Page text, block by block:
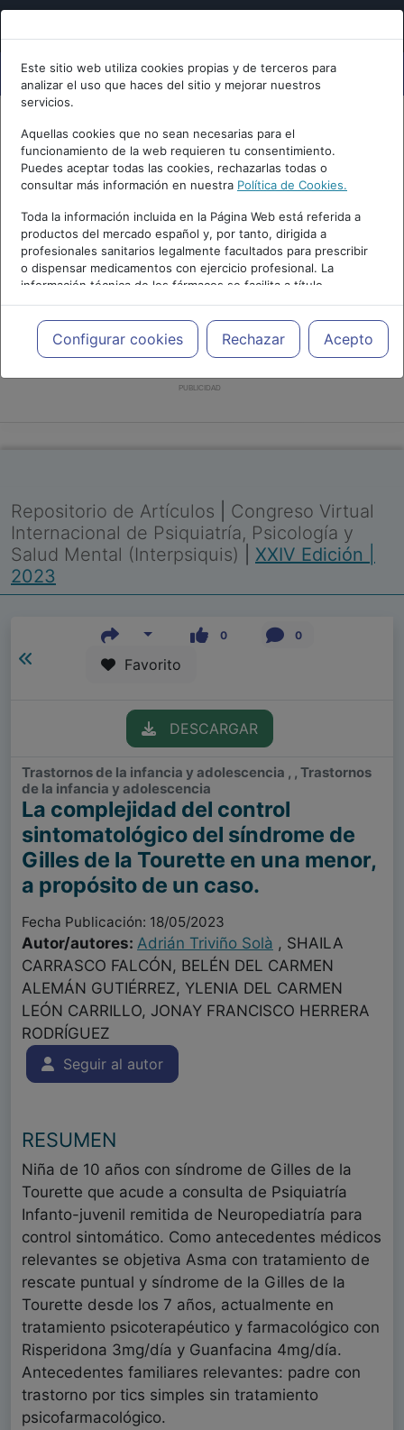
Este sitio web utiliza cookies propias y de terceros para
analizar el uso que haces del sitio y mejorar nuestros
servicios.
Aquellas cookies que no sean necesarias para el
funcionamiento de la web requieren tu consentimiento.
Puedes aceptar todas las cookies, rechazarlas todas o
consultar más información en nuestra Política de Cookies.
Toda la información incluida en la Página Web está referida a
productos del mercado español y, por tanto, dirigida a
profesionales sanitarios legalmente facultados para prescribir
o dispensar medicamentos con ejercicio profesional. La
información técnica de los fármacos se facilita a título
meramente informativo, siendo responsabilidad de los
profesionales facultados prescribir medicamentos y decidir, en
cada caso concreto, el tratamiento más adecuado a las
necesidades del paciente.
Configurar cookies Rechazar Acepto
PUBLICIDAD
Repositorio de Artículos
Congreso Virtual
Internacional de Psiquiatría, Psicología y
Salud Mental (Interpsiquis)
XXIV Edición |
2023
0 0
Favorito
DESCARGAR
Trastornos de la infancia y adolescencia , , Trastornos
de la infancia y adolescencia
La complejidad del control
sintomatológico del síndrome de
Gilles de la Tourette en una menor,
a propósito de un caso.
Fecha Publicación: 18/05/2023
Autor/autores: Adrián Triviño Solà , SHAILA
CARRASCO FALCÓN, BELÉN DEL CARMEN
ALEMÁN GUTIÉRREZ, YLENIA DEL CARMEN
LEÓN CARRILLO, JONAY FRANCISCO HERRERA
RODRÍGUEZ
Seguir al autor
RESUMEN
Niña de 10 años con síndrome de Gilles de la
Tourette que acude a consulta de Psiquiatría
Infanto-juvenil remitida de Neuropediatría para
control sintomático. Como antecedentes médicos
relevantes se objetiva Asma con tratamiento de
rescate puntual y síndrome de la Gilles de la
Tourette desde los 7 años, actualmente en
tratamiento psicoterapéutico y farmacológico con
Risperidona 3mg/día y Guanfacina 4mg/día.
Antecedentes familiares relevantes: padre con
trastorno por tics simples sin tratamiento
psicofarmacológico.